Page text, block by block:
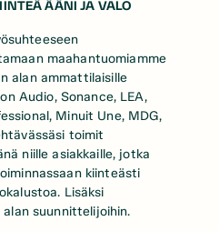
ÄÄNI JA VALO
maahantuomiamme
alan ammattilaisille
Audio, Sonance, LEA,
Minuit Une, MDG,
toimit
niille asiakkaille, jotka
kiinteästi
Lisäksi
suunnittelijoihin.